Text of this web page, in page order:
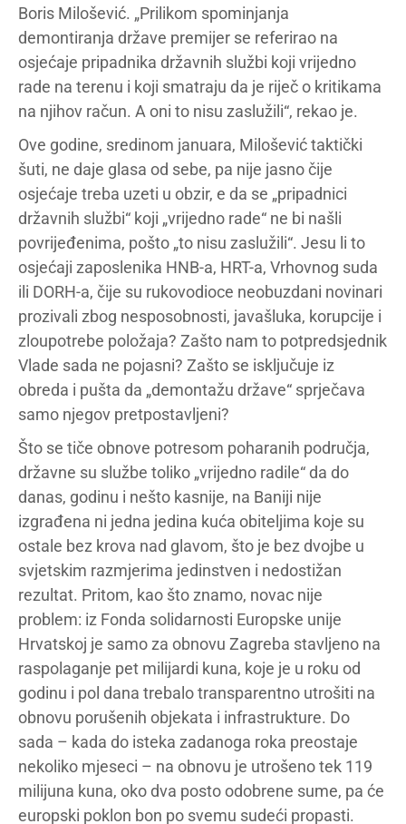
Boris Milošević. „Prilikom spominjanja
demontiranja države premijer se referirao na
osjećaje pripadnika državnih službi koji vrijedno
rade na terenu i koji smatraju da je riječ o kritikama
na njihov račun. A oni to nisu zaslužili“, rekao je.
Ove godine, sredinom januara, Milošević taktički
šuti, ne daje glasa od sebe, pa nije jasno čije
osjećaje treba uzeti u obzir, e da se „pripadnici
državnih službi“ koji „vrijedno rade“ ne bi našli
povrijeđenima, pošto „to nisu zaslužili“. Jesu li to
osjećaji zaposlenika HNB-a, HRT-a, Vrhovnog suda
ili DORH-a, čije su rukovodioce neobuzdani novinari
prozivali zbog nesposobnosti, javašluka, korupcije i
zloupotrebe položaja? Zašto nam to potpredsjednik
Vlade sada ne pojasni? Zašto se isključuje iz
obreda i pušta da „demontažu države“ sprječava
samo njegov pretpostavljeni?
Što se tiče obnove potresom poharanih područja,
državne su službe toliko „vrijedno radile“ da do
danas, godinu i nešto kasnije, na Baniji nije
izgrađena ni jedna jedina kuća obiteljima koje su
ostale bez krova nad glavom, što je bez dvojbe u
svjetskim razmjerima jedinstven i nedostižan
rezultat. Pritom, kao što znamo, novac nije
problem: iz Fonda solidarnosti Europske unije
Hrvatskoj je samo za obnovu Zagreba stavljeno na
raspolaganje pet milijardi kuna, koje je u roku od
godinu i pol dana trebalo transparentno utrošiti na
obnovu porušenih objekata i infrastrukture. Do
sada – kada do isteka zadanoga roka preostaje
nekoliko mjeseci – na obnovu je utrošeno tek 119
milijuna kuna, oko dva posto odobrene sume, pa će
europski poklon bon po svemu sudeći propasti.